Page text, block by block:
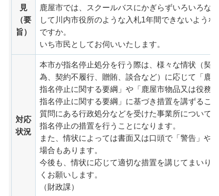
見
（要
旨）
鹿屋市では、スクールバスにかぎらずいろいろな
して川内市役所のような入札1年間できないよう
ですか。
いち市民としてお伺いいたします。
対応
状況
本市が指名停止処分を行う際は、様々な情状（契
為、契約不履行、贈賄、談合など）に応じて「鹿
指名停止に関する要綱」や「鹿屋市物品又は役務
指名停止に関する要綱」に基づき措置を講ずるこ
質問にある行政処分などを受けた事業所について
指名停止の措置を行うことになります。
また、情状によっては書面又は口頭で「警告」や
場合もあります。
今後も、情状に応じて適切な措置を講じてまいり
くお願いします。
（財政課）